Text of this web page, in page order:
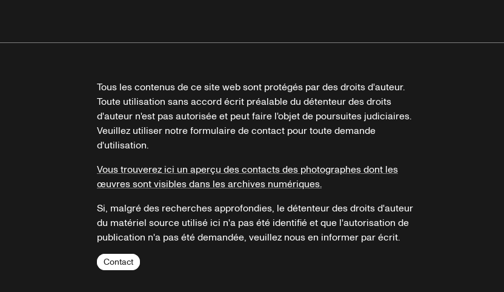
Tous les contenus de ce site web sont protégés par des droits d'auteur.
Toute utilisation sans accord écrit préalable du détenteur des droits
d'auteur n'est pas autorisée et peut faire l'objet de poursuites judiciaires.
Veuillez utiliser notre formulaire de contact pour toute demande
d'utilisation.
Vous trouverez ici un aperçu des contacts des photographes dont les
œuvres sont visibles dans les archives numériques.
Si, malgré des recherches approfondies, le détenteur des droits d'auteur
du matériel source utilisé ici n'a pas été identifié et que l'autorisation de
publication n'a pas été demandée, veuillez nous en informer par écrit.
Contact